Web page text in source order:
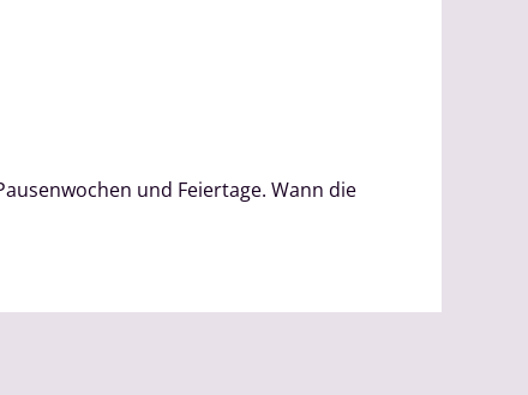
und Feiertage. Wann die